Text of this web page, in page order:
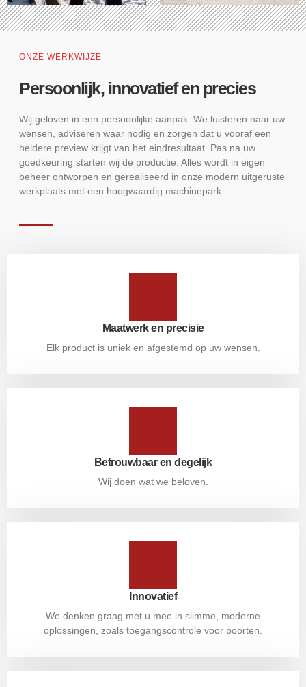
ONZE WERKWIJZE
Persoonlijk, innovatief en precies
Wij geloven in een persoonlijke aanpak. We luisteren naar uw
wensen, adviseren waar nodig en zorgen dat u vooraf een
heldere preview krijgt van het eindresultaat. Pas na uw
goedkeuring starten wij de productie. Alles wordt in eigen
beheer ontworpen en gerealiseerd in onze modern uitgeruste
werkplaats met een hoogwaardig machinepark.
Maatwerk en precisie
Elk product is uniek en afgestemd op uw wensen.
Betrouwbaar en degelijk
Wij doen wat we beloven.
Innovatief
We denken graag met u mee in slimme, moderne
oplossingen, zoals toegangscontrole voor poorten.